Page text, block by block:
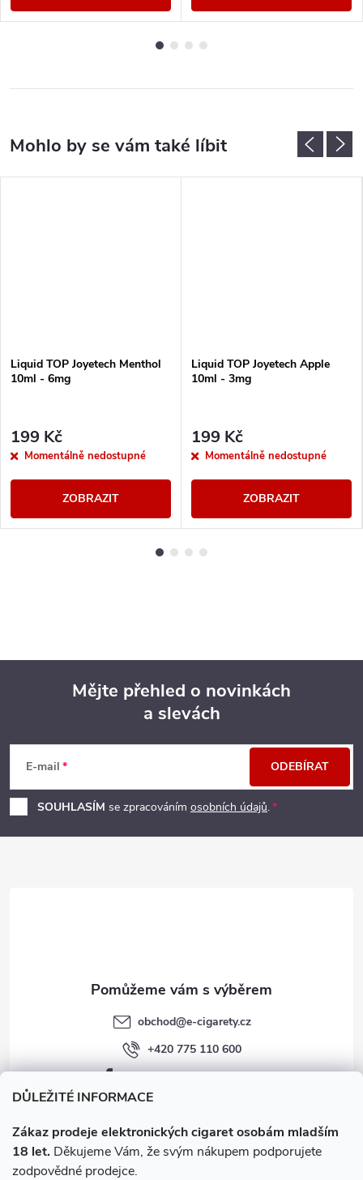
DŮLEŽITÉ INFORMACE
Zákaz prodeje elektronických cigaret osobám mladším
18 let. Děkujeme Vám, že svým nákupem podporujete
zodpovědné prodejce.
Liquid TOP Joyetech Menthol
10ml - 6mg
199 Kč
Momentálně nedostupné
ZOBRAZIT
Liquid TOP Joyetech Apple
10ml - 3mg
199 Kč
Momentálně nedostupné
ZOBRAZIT
p
a
Mějte přehled o novinkách
a slevách
E-mail
SOUHLASÍM se zpracováním osobních údajů.
ODEBÍRAT
obchod@e-cigarety.cz
+420 775 110 600
facebook.com/e-cigarety.cz